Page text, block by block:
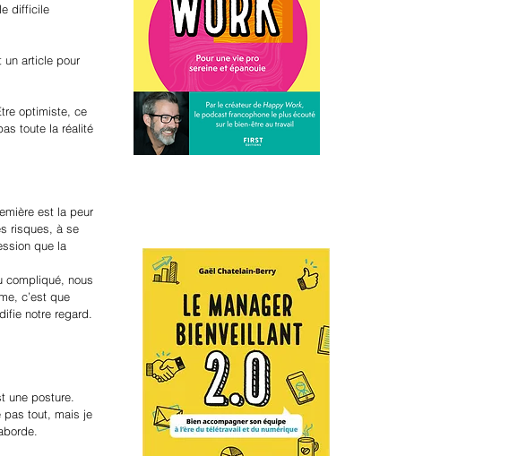
difficile
un article pour
optimiste, ce
toute la réalité
est la peur
risques, à se
que la
compliqué, nous
c’est que
notre regard.
une posture.
pas tout, mais je